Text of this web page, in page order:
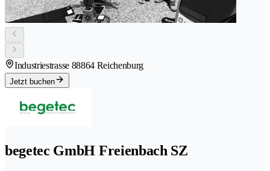
Industriestrasse 88864 Reichenburg
Jetzt buchen
begetec GmbH Freienbach SZ